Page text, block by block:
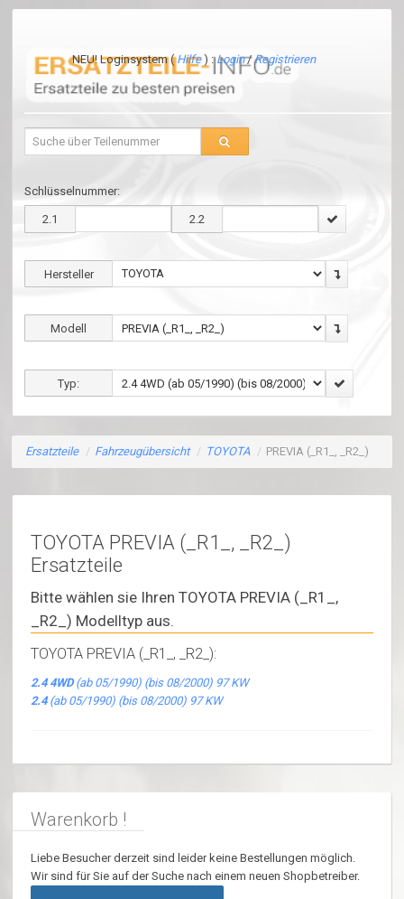
NEU! Loginsystem (Hilfe) :Login/Registrieren
Schlüsselnummer:
2.1 2.2
Hersteller
Modell
Typ:
Ersatzteile / Fahrzeugübersicht / TOYOTA / PREVIA (_R1_, _R2_)
TOYOTA PREVIA (_R1_, _R2_)
Ersatzteile
Bitte wählen sie Ihren TOYOTA PREVIA (_R1_,
_R2_) Modelltyp aus.
TOYOTA PREVIA (_R1_, _R2_):
2.4 4WD(ab 05/1990) (bis 08/2000) 97 KW
2.4(ab 05/1990) (bis 08/2000) 97 KW
Warenkorb !
Liebe Besucher derzeit sind leider keine Bestellungen möglich.
Wir sind für Sie auf der Suche nach einem neuen Shopbetreiber.